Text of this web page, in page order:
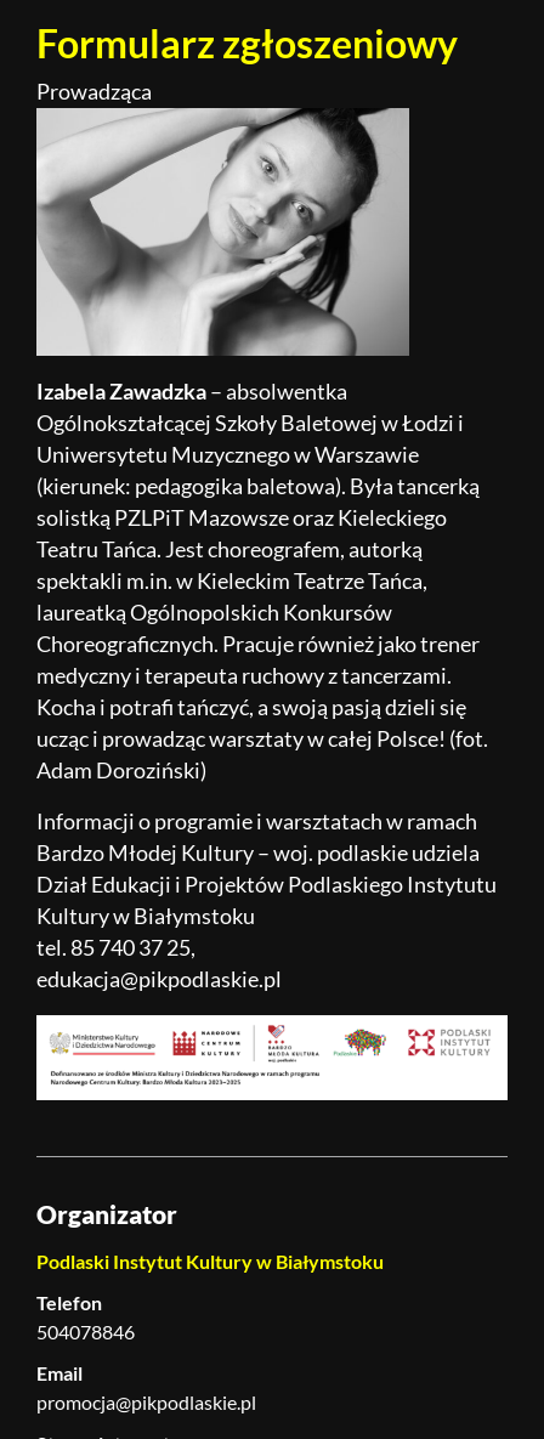
Formularz zgłoszeniowy
Prowadząca
Izabela Zawadzka– absolwentka
Ogólnokształcącej Szkoły Baletowej w Łodzi i
Uniwersytetu Muzycznego w Warszawie
(kierunek: pedagogika baletowa). Była tancerką
solistką PZLPiT Mazowsze oraz Kieleckiego
Teatru Tańca. Jest choreografem, autorką
spektakli m.in. w Kieleckim Teatrze Tańca,
laureatką Ogólnopolskich Konkursów
Choreograficznych. Pracuje również jako trener
medyczny i terapeuta ruchowy z tancerzami.
Kocha i potrafi tańczyć, a swoją pasją dzieli się
ucząc i prowadząc warsztaty w całej Polsce! (fot.
Adam Doroziński)
Informacji o programie i warsztatach w ramach
Bardzo Młodej Kultury – woj. podlaskie udziela
Dział Edukacji i Projektów Podlaskiego Instytutu
Kultury w Białymstoku
tel. 85 740 37 25,
edukacja@pikpodlaskie.pl
Organizator
Podlaski Instytut Kultury w Białymstoku
Telefon
504078846
Email
promocja@pikpodlaskie.pl